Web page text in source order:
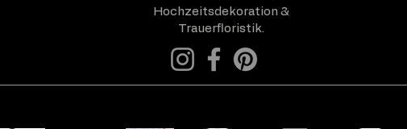
Hochzeitsdekoration &
Trauerfloristik.